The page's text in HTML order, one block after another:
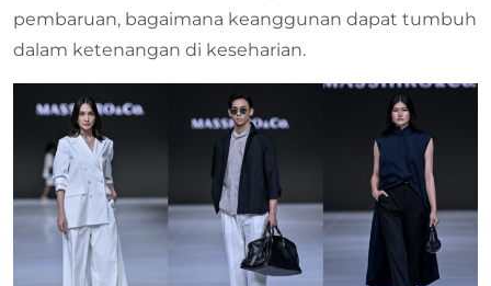
pembaruan, bagaimana keanggunan dapat tumbuh
dalam ketenangan di keseharian.